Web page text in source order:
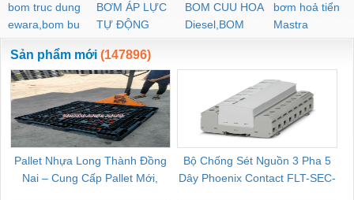
bom truc dung
ewara,bom bu
ewara
BƠM ÁP LỰC
TỰ ĐỘNG
BOM CUU HOA
Diesel,BOM
CHUA CHAY
bơm hoả tiển
Mastra
Sản phẩm mới (147896)
Pallet Nhựa Long Thành Đồng
Nai – Cung Cấp Pallet Mới,
Bộ Chống Sét Nguồn 3 Pha 5
Dây Phoenix Contact FLT-SEC-